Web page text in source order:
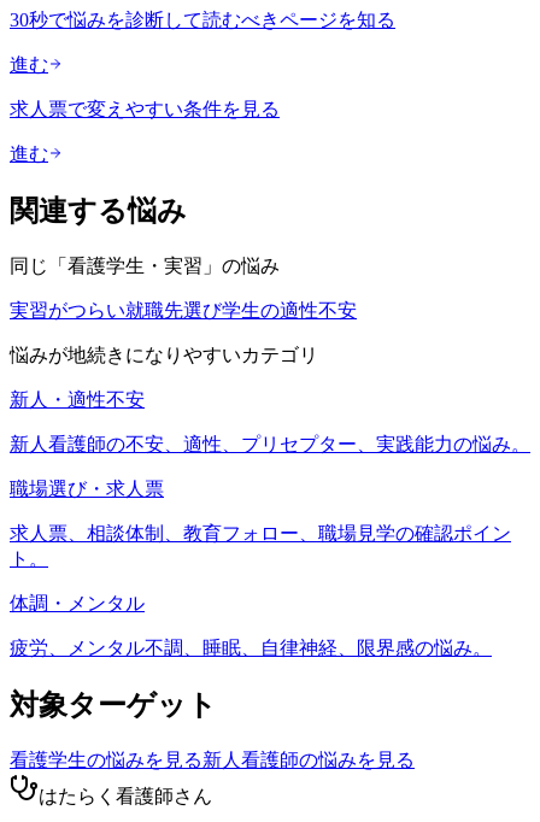
30秒で悩みを診断して読むべきページを知る
進む
求人票で変えやすい条件を見る
進む
関連する悩み
同じ「 看護学生・実習 」の悩み
実習がつらい就職先選び学生の適性不安
悩みが地続きになりやすいカテゴリ
新人・適性不安
新人看護師の不安、適性、プリセプター、実践能力の悩み。
職場選び・求人票
求人票、相談体制、教育フォロー、職場見学の確認ポイン
ト。
体調・メンタル
疲労、メンタル不調、睡眠、自律神経、限界感の悩み。
対象ターゲット
看護学生の悩みを見る新人看護師の悩みを見る
はたらく看護師さん